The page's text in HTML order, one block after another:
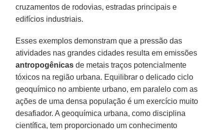
cruzamentos de rodovias, estradas principais e
edifícios industriais.
Esses exemplos demonstram que a pressão das
atividades nas grandes cidades resulta em emissões
antropogênicas de metais traços potencialmente
tóxicos na região urbana. Equilibrar o delicado ciclo
geoquímico no ambiente urbano, em paralelo com as
ações de uma densa população é um exercício muito
desafiador. A geoquímica urbana, como disciplina
científica, tem proporcionado um conhecimento